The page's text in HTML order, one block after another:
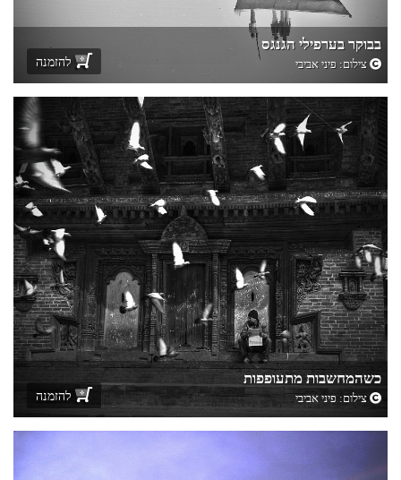
בבוקר בערפילי הגנגס
צילום: פיני אביבי להזמנה
כשהמחשבות מתעופפות
צילום:פיני אביבי להזמנה